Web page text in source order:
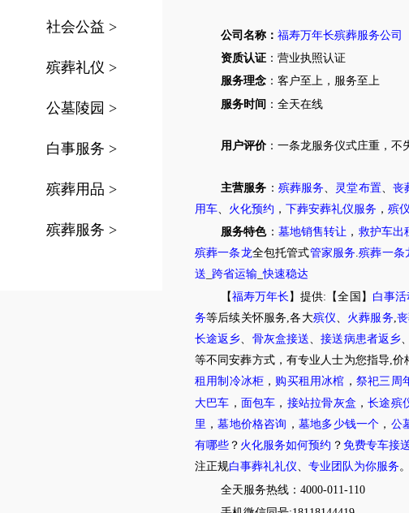
社会公益 >
殡葬礼仪 >
公墓陵园 >
白事服务 >
殡葬用品 >
殡葬服务 >
公司名称： 福寿万年长殡葬服务公司
资质认证 ：营业执照认证
服务理念 ：客户至上，服务至上
服务时间 ：全天在线
用户评价： 一条龙服务仪式庄重，不
主营服务 ： 殡葬服务 灵堂布置、 丧
用车
火化预约 ， 下葬安葬礼仪服务 ， 殡
服务特色： 墓地销售转让 ， 救护车出
殡葬一条龙全包托管式管家服务 .殡葬一条
送 跨省运输 _快速稳达
【福寿万年长 】提供:【全国】 白事活
务等后续关怀服务,各大殡仪 火葬服务
长途返乡
骨灰盒接送 、接送病患者返乡
等不同安葬方式，有专业人士为您指导,价
租用制冷冰柜 ， 购买租用冰棺 ， 祭祀三周
大巴车 ， 面包车 ， 接站拉骨灰盒 ，长途殡
里 ，墓地价格咨询 ， 墓地多少钱一个 ， 公
有哪些 ？ 火化服务如何预约 ？ 免费专车接
注正规白事葬礼礼仪 专业团队为你服务 。
全天服务热线 ：4000-011-110